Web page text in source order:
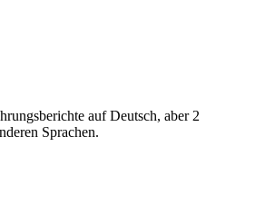
auf Deutsch, aber 2
Sprachen.